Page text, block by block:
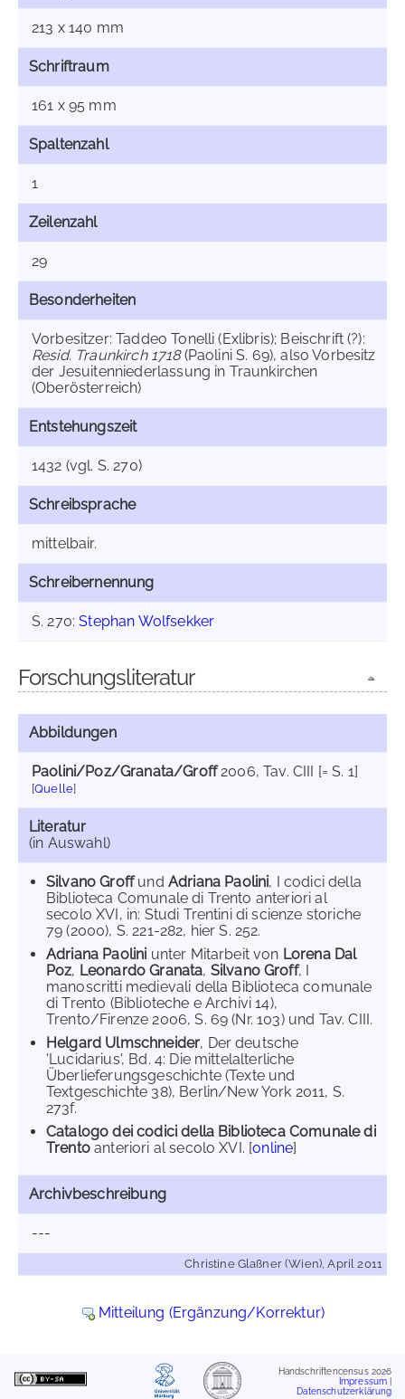
213 x 140 mm
Schriftraum
161 x 95 mm
Spaltenzahl
1
Zeilenzahl
29
Besonderheiten
Vorbesitzer: Taddeo Tonelli (Exlibris); Beischrift (?):
Resid. Traunkirch 1718(Paolini S. 69), also Vorbesitz
der Jesuitenniederlassung in Traunkirchen
(Oberösterreich)
Entstehungszeit
1432 (vgl. S. 270)
Schreibsprache
mittelbair.
Schreibernennung
S. 270:Stephan Wolfsekker
Forschungsliteratur
Abbildungen
Paolini/Poz/Granata/Groff2006, Tav. CIII [= S. 1]
[Quelle]
Literatur
(in Auswahl)
Silvano Groffund Adriana Paolini, I codici della
Biblioteca Comunale di Trento anteriori al
secolo XVI, in: Studi Trentini di scienze storiche
79 (2000), S. 221-282, hier S. 252.
Adriana Paolini unter Mitarbeit von Lorena Dal
Poz, Leonardo Granata, Silvano Groff, I
manoscritti medievali della Biblioteca comunale
di Trento (Biblioteche e Archivi 14),
Trento/Firenze 2006, S. 69 (Nr. 103) und Tav. CIII.
Helgard Ulmschneider, Der deutsche
'Lucidarius', Bd. 4: Die mittelalterliche
Überlieferungsgeschichte (Texte und
Textgeschichte 38), Berlin/New York 2011, S.
273f.
Catalogo dei codici della Biblioteca Comunale di
Trentoanteriori al secolo XVI. [online]
Archivbeschreibung
---
Christine Glaßner (Wien), April 2011
Mitteilung (Ergänzung/Korrektur)
Handschriftencensus 2026
Impressum
Datenschutzerklärung